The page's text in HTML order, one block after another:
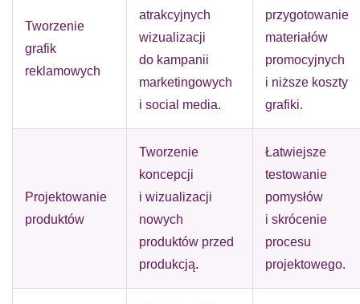
Tworzenie
grafik
reklamowych
atrakcyjnych
wizualizacji
do kampanii
marketingowych
i social media.
przygotowanie
materiałów
promocyjnych
i niższe koszty
grafiki.
Projektowanie
produktów
Tworzenie
koncepcji
i wizualizacji
nowych
produktów przed
produkcją.
Łatwiejsze
testowanie
pomysłów
i skrócenie
procesu
projektowego.